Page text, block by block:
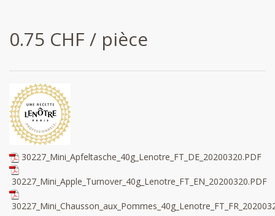
0.75 CHF / pièce
30227_Mini_Apfeltasche_40g_Lenotre_FT_DE_20200320.PDF
30227_Mini_Apple_Turnover_40g_Lenotre_FT_EN_20200320.PDF